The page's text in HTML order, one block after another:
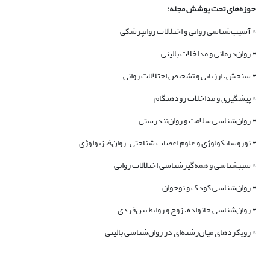
حوزه‌های تحت پوشش مجله:
* آسیب‌شناسی روانی و اختلالات روانپزشکی
* روان‌درمانی و مداخلات بالینی
* سنجش، ارزیابی و تشخیص اختلالات روانی
* پیشگیری و مداخلات زودهنگام
* روان‌شناسی سلامت و روان‌تندرستی
* نوروسایکولوژی و علوم اعصاب شناختی، روان‌فیزیولوژی
* سبب­شناسی و همه‌گیرشناسی اختلالات روانی
* روان‌شناسی کودک و نوجوان
* روان‌شناسی خانواده، زوج و روابط بین‌فردی
* رویکردهای میان‌رشته‌ای در روان‌شناسی بالینی